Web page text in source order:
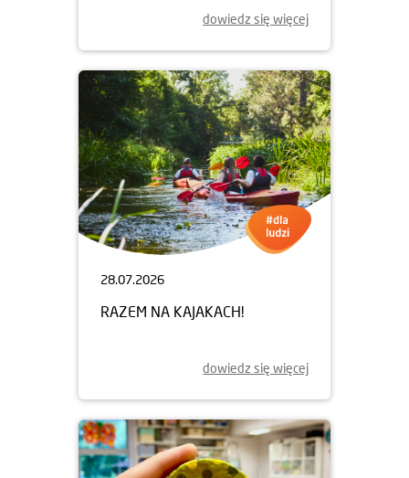
dowiedz się więcej
28.07.2026
RAZEM NA KAJAKACH!
dowiedz się więcej